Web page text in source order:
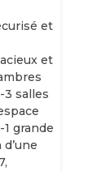
et
et
salles
grande